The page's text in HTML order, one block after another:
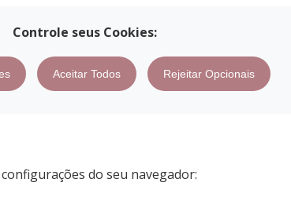
Controle seus Cookies:
Aceitar Todos Rejeitar Opcionais
do seu navegador: